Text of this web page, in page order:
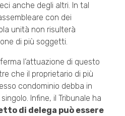
anche degli altri. In tal
con dei
unità non risulterà
di più soggetti.
l’attuazione di questo
che il proprietario di più
condominio debba in
Infine, il Tribunale ha
di delega può essere